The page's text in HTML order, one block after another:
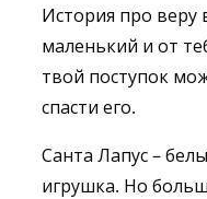
История про веру
маленький и от
твой поступок
спасти его.
Санта Лапус –
игрушка. Но